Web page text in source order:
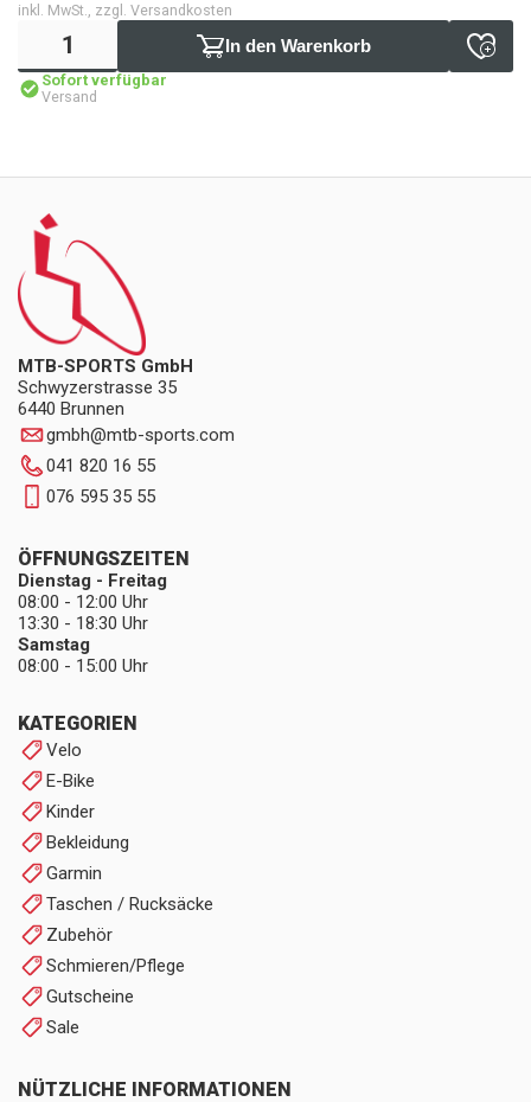
inkl. MwSt., zzgl. Versandkosten
In den Warenkorb
Sofort verfügbar
Versand
MTB-SPORTS GmbH
Schwyzerstrasse 35
6440 Brunnen
gmbh@mtb-sports.com
041 820 16 55
076 595 35 55
KATEGORIEN
Velo
E-Bike
Kinder
Bekleidung
Garmin
Taschen / Rucksäcke
Zubehör
Schmieren/Pflege
Gutscheine
Sale
NÜTZLICHE INFORMATIONEN
ÖFFNUNGSZEITEN
Dienstag - Freitag
08:00 - 12:00 Uhr
13:30 - 18:30 Uhr
Samstag
08:00 - 15:00 Uhr